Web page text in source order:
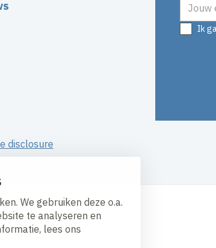
We gebruiken deze o.a.
te analyseren en
lees ons
Ik
disclosure